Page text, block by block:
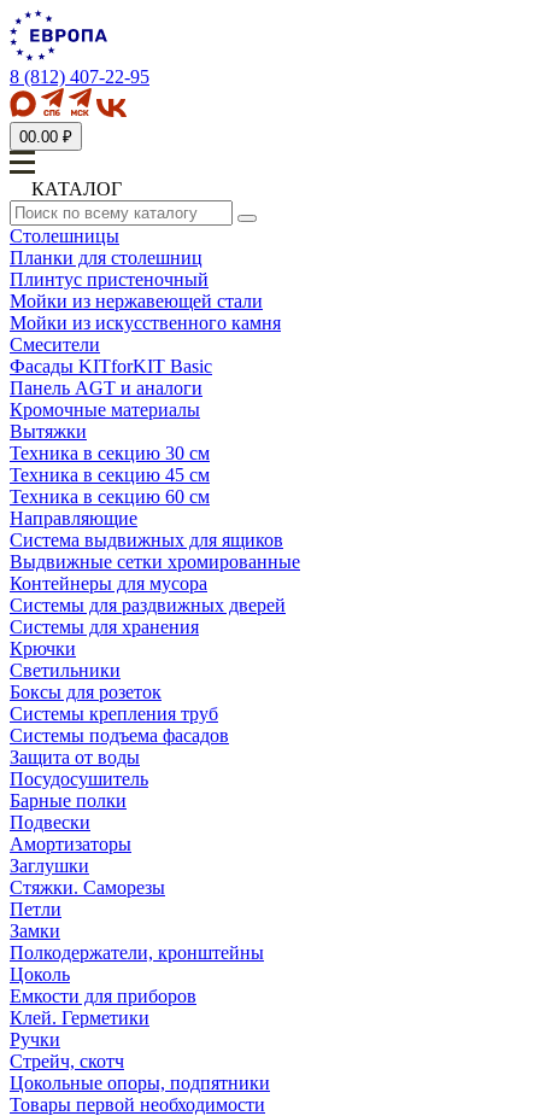
8 (812) 407-22-95
00.00 ₽
КАТАЛОГ
Столешницы
Планки для столешниц
Плинтус пристеночный
Мойки из нержавеющей стали
Мойки из искусственного камня
Смесители
Фасады KITforKIT Basic
Панель AGT и аналоги
Кромочные материалы
Вытяжки
Техника в секцию 30 см
Техника в секцию 45 см
Техника в секцию 60 см
Направляющие
Система выдвижных для ящиков
Выдвижные сетки хромированные
Контейнеры для мусора
Системы для раздвижных дверей
Системы для хранения
Крючки
Светильники
Боксы для розеток
Системы крепления труб
Системы подъема фасадов
Защита от воды
Посудосушитель
Барные полки
Подвески
Амортизаторы
Заглушки
Стяжки. Саморезы
Петли
Замки
Полкодержатели, кронштейны
Цоколь
Емкости для приборов
Клей. Герметики
Ручки
Стрейч, скотч
Цокольные опоры, подпятники
Товары первой необходимости